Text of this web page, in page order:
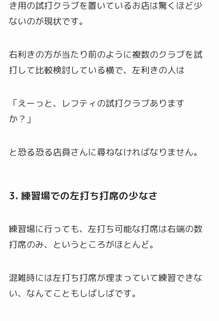
き用の試打クラブを置いているお店は驚くほど少
ないのが現状です。
右利きの方が当たり前のように複数のクラブを試
打して比較検討している横で、左利きの人は
「えーっと、レフティの試打クラブあります
か？」
と恐る恐る店員さんに尋ねなければなりません。
3. 練習場での左打ち打席の少なさ
練習場に行っても、左打ち可能な打席は右端の数
打席のみ、というところがほとんど。
混雑時には左打ち打席が埋まっていて練習できな
い、なんてこともしばしばです。